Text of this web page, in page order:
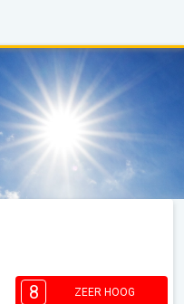
8 ZEER HOOG